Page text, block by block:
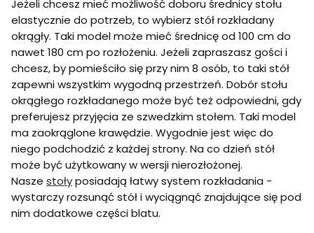
Jeżeli chcesz mieć możliwość doboru średnicy stołu
elastycznie do potrzeb, to wybierz stół rozkładany
okrągły. Taki model może mieć średnicę od 100 cm do
nawet 180 cm po rozłożeniu. Jeżeli zapraszasz gości i
chcesz, by pomieściło się przy nim 8 osób, to taki stół
zapewni wszystkim wygodną przestrzeń. Dobór stołu
okrągłego rozkładanego może być też odpowiedni, gdy
preferujesz przyjęcia ze szwedzkim stołem. Taki model
ma zaokrąglone krawędzie. Wygodnie jest więc do
niego podchodzić z każdej strony. Na co dzień stół
może być użytkowany w wersji nierozłożonej.
Nasze stołyposiadają łatwy system rozkładania -
wystarczy rozsunąć stół i wyciągnąć znajdujące się pod
nim dodatkowe części blatu.